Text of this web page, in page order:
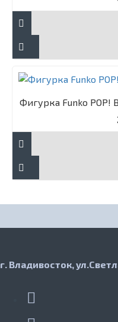
Фигурка Funko POP!
г. Владивосток,